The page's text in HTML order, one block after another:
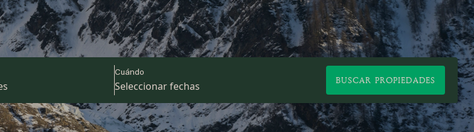
Cuándo
BUSCAR PROPIEDADES